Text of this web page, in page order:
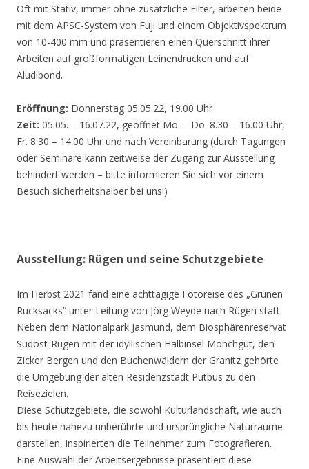
Oft mit Stativ, immer ohne zusätzliche Filter, arbeiten beide
mit dem APSC-System von Fuji und einem Objektivspektrum
von 10-400 mm und präsentieren einen Querschnitt ihrer
Arbeiten auf großformatigen Leinendrucken und auf
Aludibond.
Eröffnung: Donnerstag 05.05.22, 19.00 Uhr
Zeit: 05.05. – 16.07.22, geöffnet Mo. – Do. 8.30 – 16.00 Uhr,
Fr. 8.30 – 14.00 Uhr und nach Vereinbarung (durch Tagungen
oder Seminare kann zeitweise der Zugang zur Ausstellung
behindert werden – bitte informieren Sie sich vor einem
Besuch sicherheitshalber bei uns!)
Ausstellung: Rügen und seine Schutzgebiete
Im Herbst 2021 fand eine achttägige Fotoreise des „Grünen
Rucksacks“ unter Leitung von Jörg Weyde nach Rügen statt.
Neben dem Nationalpark Jasmund, dem Biosphärenreservat
Südost-Rügen mit der idyllischen Halbinsel Mönchgut, den
Zicker Bergen und den Buchenwäldern der Granitz gehörte
die Umgebung der alten Residenzstadt Putbus zu den
Reisezielen.
Diese Schutzgebiete, die sowohl Kulturlandschaft, wie auch
bis heute nahezu unberührte und ursprüngliche Naturräume
darstellen, inspirierten die Teilnehmer zum Fotografieren.
Eine Auswahl der Arbeitsergebnisse präsentiert diese